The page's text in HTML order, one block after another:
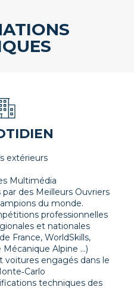
extérieurs
Multimédia
des Meilleurs Ouvriers
du monde.
professionnelles
et nationales
France, WorldSkills,
Alpine ...)
voitures engagés dans le
techniques des